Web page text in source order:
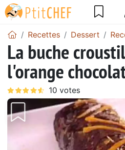
Recettes Dessert
La buche
l'orange